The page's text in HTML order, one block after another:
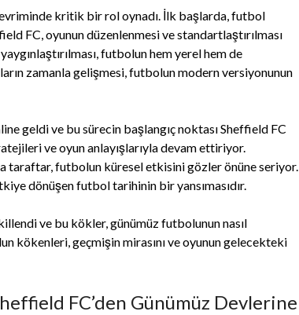
kritik bir rol oynadı. İlk başlarda, futbol
FC, oyunun düzenlenmesi ve standartlaştırılması
futbolun hem yerel hem de
zamanla gelişmesi, futbolun modern versiyonunun
geldi ve bu sürecin başlangıç noktası Sheffield FC
ve oyun anlayışlarıyla devam ettiriyor.
taraftar, futbolun küresel etkisini gözler önüne seriyor.
dönüşen futbol tarihinin bir yansımasıdır.
ve bu kökler, günümüz futbolunun nasıl
kökenleri, geçmişin mirasını ve oyunun gelecekteki
FC’den Günümüz Devlerine